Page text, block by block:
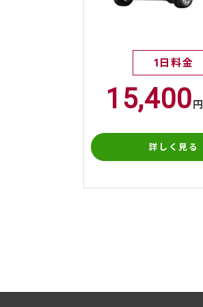
1日料金
15,400円
詳しく見る